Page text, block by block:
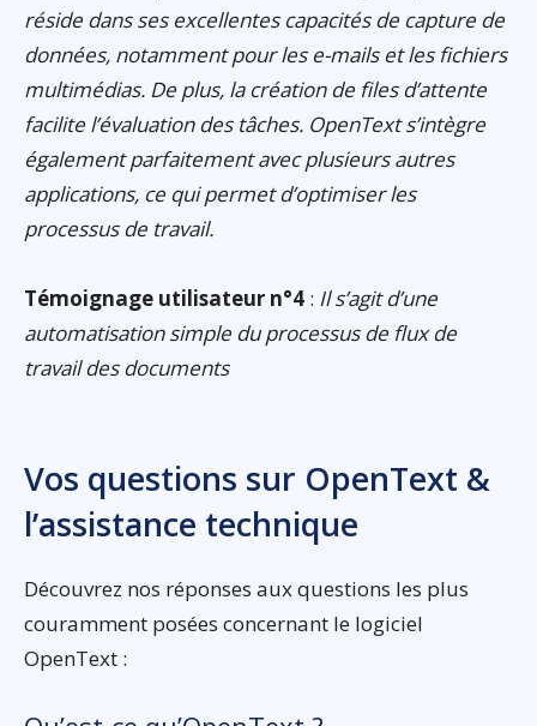
réside dans ses excellentes capacités de capture de
données, notamment pour les e-mails et les fichiers
multimédias. De plus, la création de files d’attente
facilite l’évaluation des tâches. OpenText s’intègre
également parfaitement avec plusieurs autres
applications, ce qui permet d’optimiser les
processus de travail.
Témoignage utilisateur n°4 : Il s’agit d’une
automatisation simple du processus de flux de
travail des documents
Vos questions sur OpenText &
l’assistance technique
Découvrez nos réponses aux questions les plus
couramment posées concernant le logiciel
OpenText :